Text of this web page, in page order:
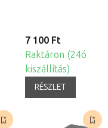
7 100 Ft
Raktáron (24ó
kiszállítás)
RÉSZLET